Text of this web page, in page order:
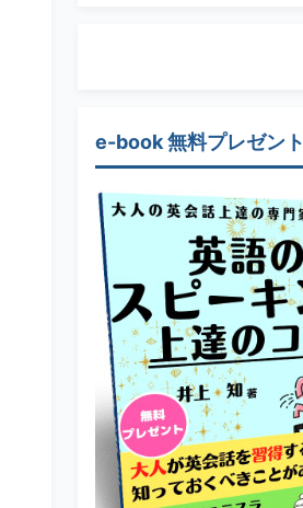
e-book 無料プレゼント